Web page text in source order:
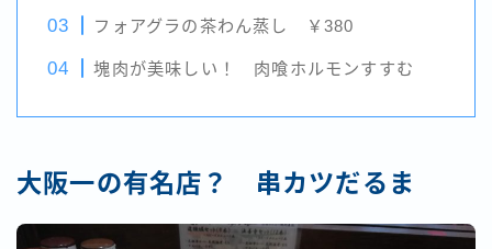
フォアグラの茶わん蒸し ￥380
塊肉が美味しい！ 肉喰ホルモンすすむ
大阪一の有名店？ 串カツだるま